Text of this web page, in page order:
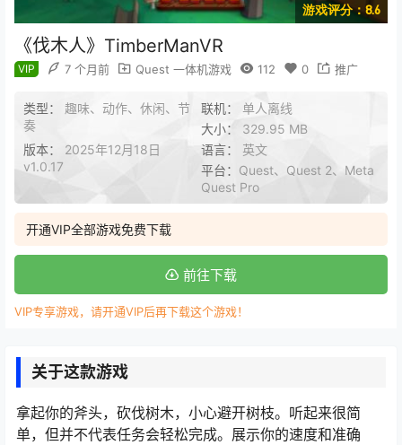
游戏评分：8.6
《伐木人》TimberManVR
VIP 7 个月前 Quest 一体机游戏 112 0 推广
类型： 趣味、动作、休闲、节
奏
联机： 单人离线
大小： 329.95 MB
版本： 2025年12月18日
v1.0.17
语言： 英文
平台： Quest、Quest 2、Meta
Quest Pro
开通VIP全部游戏免费下载
前往下载
VIP专享游戏，请开通VIP后再下载这个游戏！
关于这款游戏
拿起你的斧头，砍伐树木，小心避开树枝。听起来很简
单，但并不代表任务会轻松完成。展示你的速度和准确